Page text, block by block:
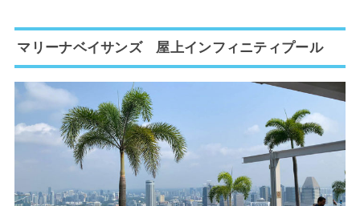
マリーナベイサンズ 屋上インフィニティプール